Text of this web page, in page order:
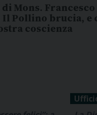
Mons. Francesco
Il Pollino brucia, e
coscienza